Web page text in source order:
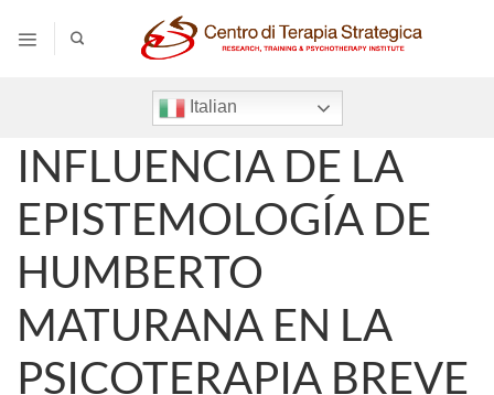
contenuti
Italian
INFLUENCIA DE LA
EPISTEMOLOGÍA DE
HUMBERTO
MATURANA EN LA
PSICOTERAPIA BREVE